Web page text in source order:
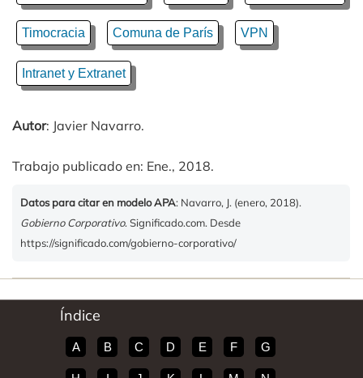
Timocracia Comuna de París VPN
Intranet y Extranet
Autor: Javier Navarro.
Trabajo publicado en: Ene., 2018.
Datos para citar en modelo APA: Navarro, J. (enero, 2018).
Gobierno Corporativo. Significado.com. Desde
https://significado.com/gobierno-corporativo/
Índice
A B C D E F G